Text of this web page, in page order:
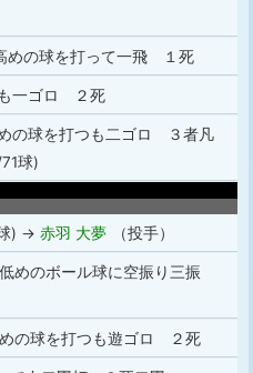
めの球を打って一飛 １死
一ゴロ ２死
の球を打つも二ゴロ ３者凡
球)
) → 赤羽 大夢
（投手）
めのボール球に空振り三振
の球を打つも遊ゴロ ２死